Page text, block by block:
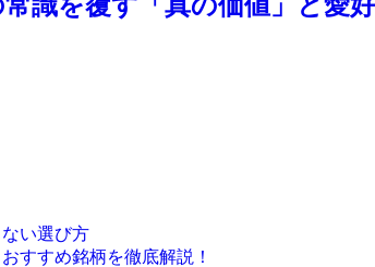
い選び方
すすめ銘柄を徹底解説！